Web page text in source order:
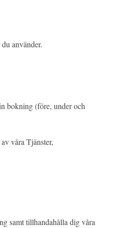
använder.
bokning (före, under och
våra Tjänster,
samt tillhandahålla dig våra